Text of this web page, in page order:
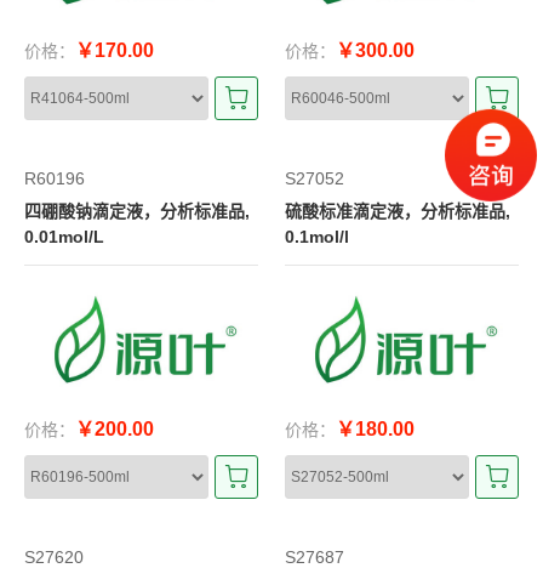
价格： ￥170.00 价格： ￥300.00
R60196
四硼酸钠滴定液，分析标准品,
0.01mol/L
价格： ￥200.00
S27052
硫酸标准滴定液，分析标准品,
0.1mol/l
价格： ￥180.00
S27620
S27687